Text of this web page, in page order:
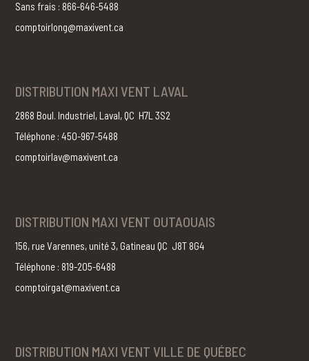
Sans frais : 866-646-5488
comptoirlong@maxivent.ca
DISTRIBUTION MAXI VENT LAVAL
2868 Boul. Industriel, Laval, QC H7L 3S2
Téléphone : 450-967-5488
comptoirlav@maxivent.ca
DISTRIBUTION MAXI VENT OUTAOUAIS
156, rue Varennes, unité 3, Gatineau QC J8T 8G4
Téléphone : 819-205-6488
comptoirgat@maxivent.ca
DISTRIBUTION MAXI VENT VILLE DE QUÉBEC